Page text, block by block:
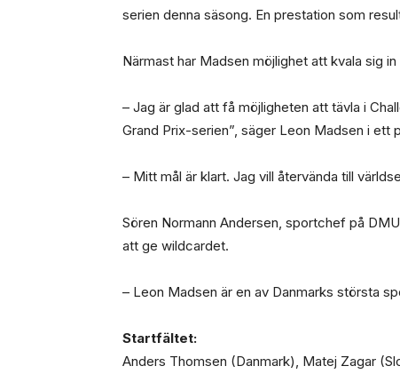
serien denna säsong. En prestation som
Närmast har Madsen möjlighet att kvala sig
– Jag är glad att få möjligheten att tävla i
Grand Prix-serien”, säger Leon Madsen i ett
– Mitt mål är klart. Jag vill återvända till
Sören Normann Andersen, sportchef på
att ge wildcardet.
– Leon Madsen är en av Danmarks största
Startfältet:
Anders Thomsen (Danmark), Matej Zagar